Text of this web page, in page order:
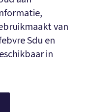
van
Sdu en
in